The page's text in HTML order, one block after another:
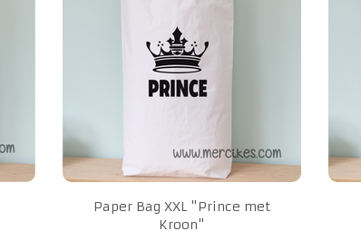
Paper Bag XXL "Prince met
Kroon"